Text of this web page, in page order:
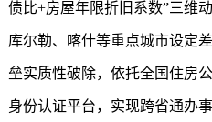
债比+房屋年限折旧系数”三维
库尔勒、喀什等重点城市设定
垒实质性破除，依托全国住房
身份认证平台，实现跨省通办